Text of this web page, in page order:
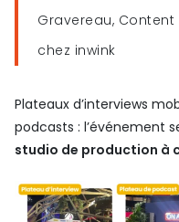
Gravereau,
chez inwink
Plateaux d’interviews
podcasts : l’événement
studio de production à